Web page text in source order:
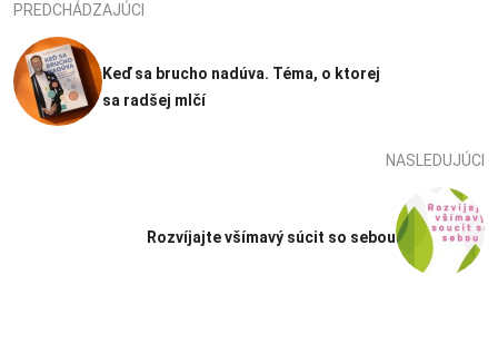
PREDCHÁDZAJÚCI
Keď sa brucho nadúva. Téma, o ktorej
sa radšej mlčí
NASLEDUJÚCI
Rozvíjajte všímavý súcit so sebou